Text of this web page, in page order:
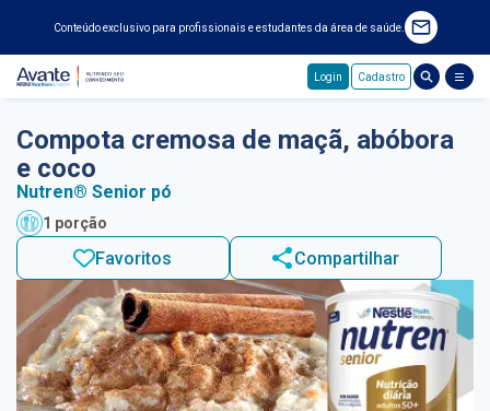
Conteúdo exclusivo para profissionais e estudantes da área de saúde.
Login Cadastro
Compota cremosa de maçã, abóbora
e coco
Nutren® Senior pó
1 porção
Favoritos Compartilhar